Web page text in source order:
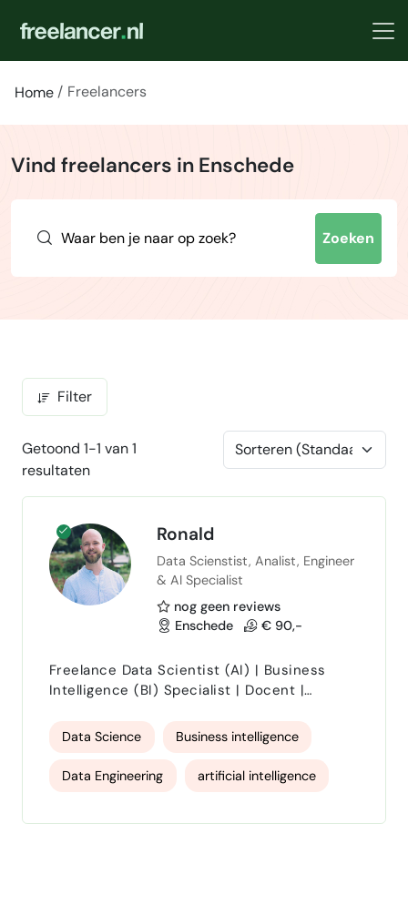
Home Freelancers
Vind freelancers in Enschede
Zoeken
Filter
Getoond 1-1 van 1
resultaten
Ronald
Data Scienstist, Analist, Engineer
& AI Specialist
nog geen reviews
Enschede
€ 90,-
Freelance Data Scientist (AI) | Business
Intelligence (BI) Specialist | Docent |
voor vragen: 0649342974 Ik help
organisaties waarde te halen uit data door
techniek te koppelen aan organisatiedoelen.
Met ervaring in zowel MKB als semi-
data-afdelingen opgebouwd, AI-projecten
Data Science Business intelligence
Data Engineering artificial intelligence